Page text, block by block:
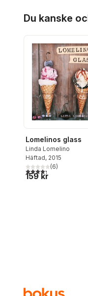
Du kanske
Lomelinos glass
Linda Lomelino
Häftad, 2015
4,3utav 5 stjärnor.
(6)
159 kr